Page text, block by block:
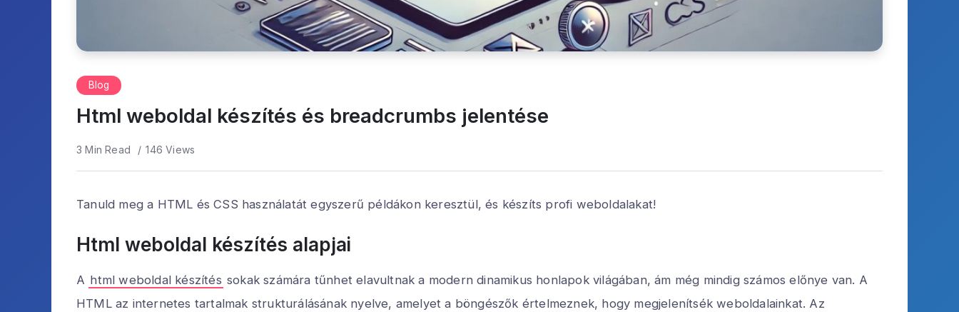
Blog
Html weboldal készítés és breadcrumbs jelentése
3 Min Read 146 Views
Tanuld meg a HTML és CSS használatát egyszerű példákon keresztül, és készíts profi weboldalakat!
Html weboldal készítés alapjai
A html weboldal készítés sokak számára tűnhet elavultnak a modern dinamikus honlapok világában, ám még mindig számos előnye van. A
HTML az internetes tartalmak strukturálásának nyelve, amelyet a böngészők értelmeznek, hogy megjelenítsék weboldalainkat. Az